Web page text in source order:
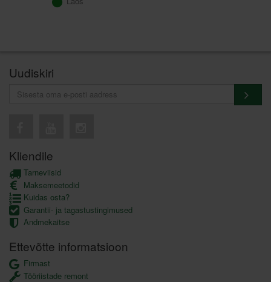
Uudiskiri
Kliendile
Tarneviisid
Maksemeetodid
Kuidas osta?
Garantii- ja tagastustingimused
Andmekaitse
Ettevõtte informatsioon
Firmast
Tööriistade remont